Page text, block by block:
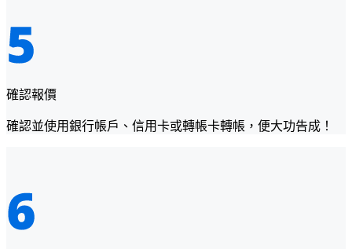
確認報價
確認並使用銀行帳戶、信用卡或轉帳卡轉帳，便大功告成！